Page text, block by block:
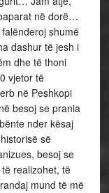
në dorë…
shumë
dashur të jesh i
dhe të thoni
vjetor të
në Peshkopi
besoj se prania
nder kësaj
së
besoj se
realizohet, të
mund të më